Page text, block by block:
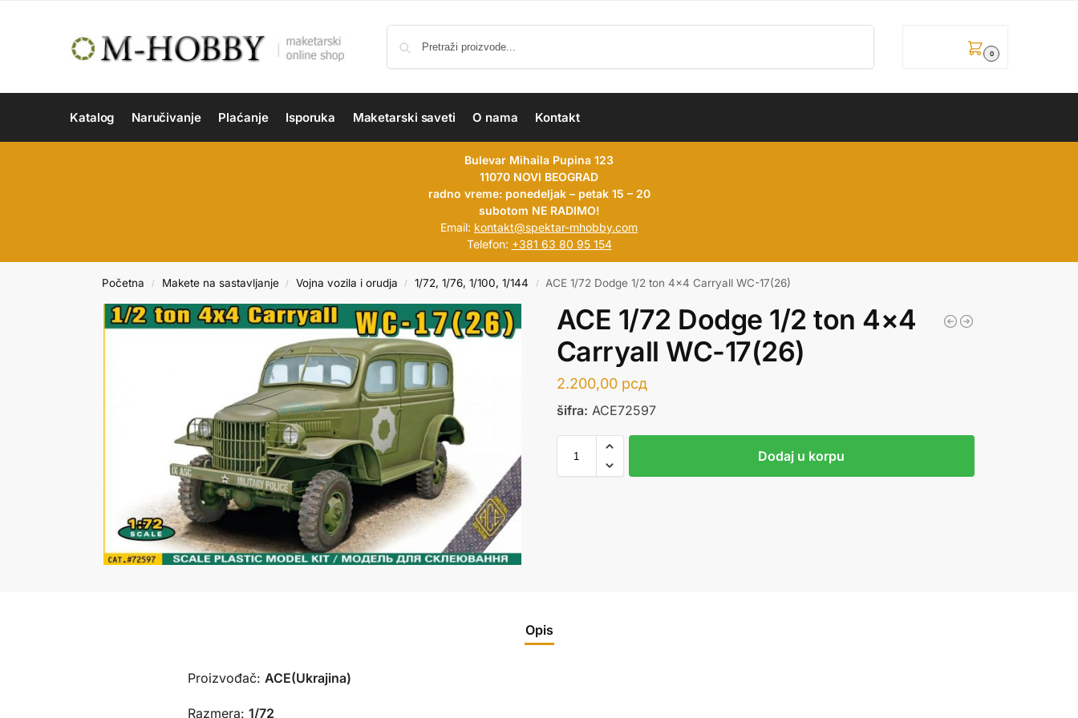
0
Katalog Naručivanje Plaćanje Isporuka Maketarski saveti O nama Kontakt
Bulevar Mihaila Pupina 123
11070 NOVI BEOGRAD
radno vreme: ponedeljak – petak 15 – 20
subotom NE RADIMO!
Email: kontakt@spektar-mhobby.com
Telefon: +381 63 80 95 154
Početna / Makete na sastavljanje / Vojna vozila i orudja / 1/72, 1/76, 1/100, 1/144 / ACE 1/72 Dodge 1/2 ton 4×4 Carryall WC-17(26)
ACE 1/72 Dodge 1/2 ton 4×4
Carryall WC-17(26)
2.200,00 рсд
šifra: ACE72597
Dodaj u korpu
Opis
Proizvođač: ACE(Ukrajina)
Razmera: 1/72